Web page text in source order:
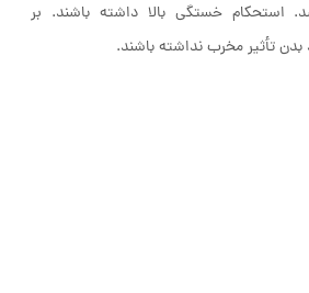
استحکام خستگی بالا داشته باشند. بر
بدن تأثیر مخرب نداشته باشند.